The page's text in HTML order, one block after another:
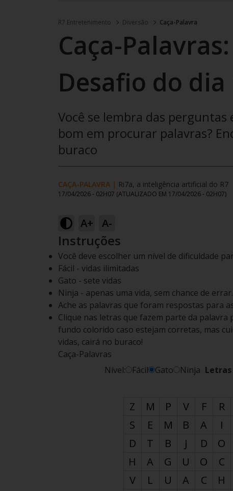
R7 Entretenimento Diversão Caça-Palavra
Caça-
Desafio do
Você se lembra das perguntas
bom em procurar palavras?
buraco
CAÇA-PALAVRA | Ri7a, a inteligência artificial do R7
17/04/2026 - 02H07 (ATUALIZADO EM 17/04/2026 - 02H07)
A+ A-
Instruções
Você deve escolher um nível de dificuldade
Fácil - vidas ilimitadas
Gato - sete vidas
Ninja - apenas uma vida, sem chance de
Ache as palavras que foram respostas para
Clique nas letras que fazem parte da
fundo colorido caso estejam corretas, mas
vidas, cairá no buraco!
Caça-Palavras
Nível:
Fácil Gato Ninja Letras
Z M P V F R
S
E M B A I
D
T B J D O
H
A G U O C
V
L U A C H